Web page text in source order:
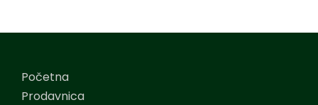
Početna
Prodavnica